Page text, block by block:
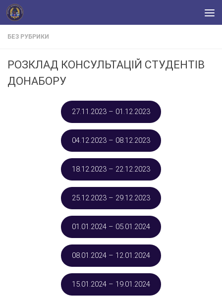
Skip to content
БЕЗ РУБРИКИ
РОЗКЛАД КОНСУЛЬТАЦІЙ СТУДЕНТІВ
ДОНАБОРУ
27.11.2023 – 01.12.2023
04.12.2023 – 08.12.2023
18.12.2023 – 22.12.2023
25.12.2023 – 29.12.2023
01.01.2024 – 05.01.2024
08.01.2024 – 12.01.2024
15.01.2024 – 19.01.2024